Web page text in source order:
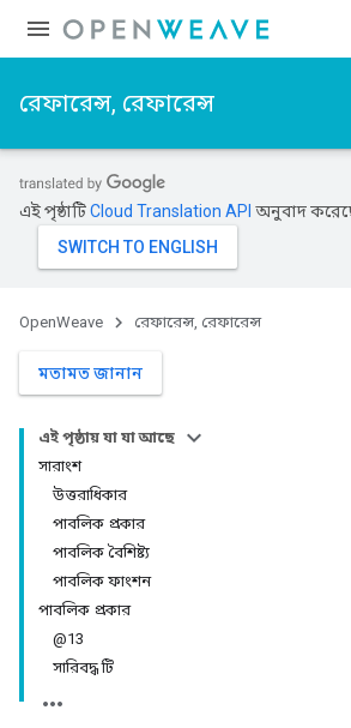
রেফারেন্স, রেফারেন্স
এই পৃষ্ঠাটিCloud Translation API অনুবাদ
OpenWeave রেফারেন্স, রেফারেন্স
মতামত জানান
এই পৃষ্ঠায় যা যা আছে
সারাংশ
উত্তরাধিকার
পাবলিক প্রকার
পাবলিক বৈশিষ্ট্য
পাবলিক ফাংশন
পাবলিক প্রকার
@13
সারিবদ্ধ টি